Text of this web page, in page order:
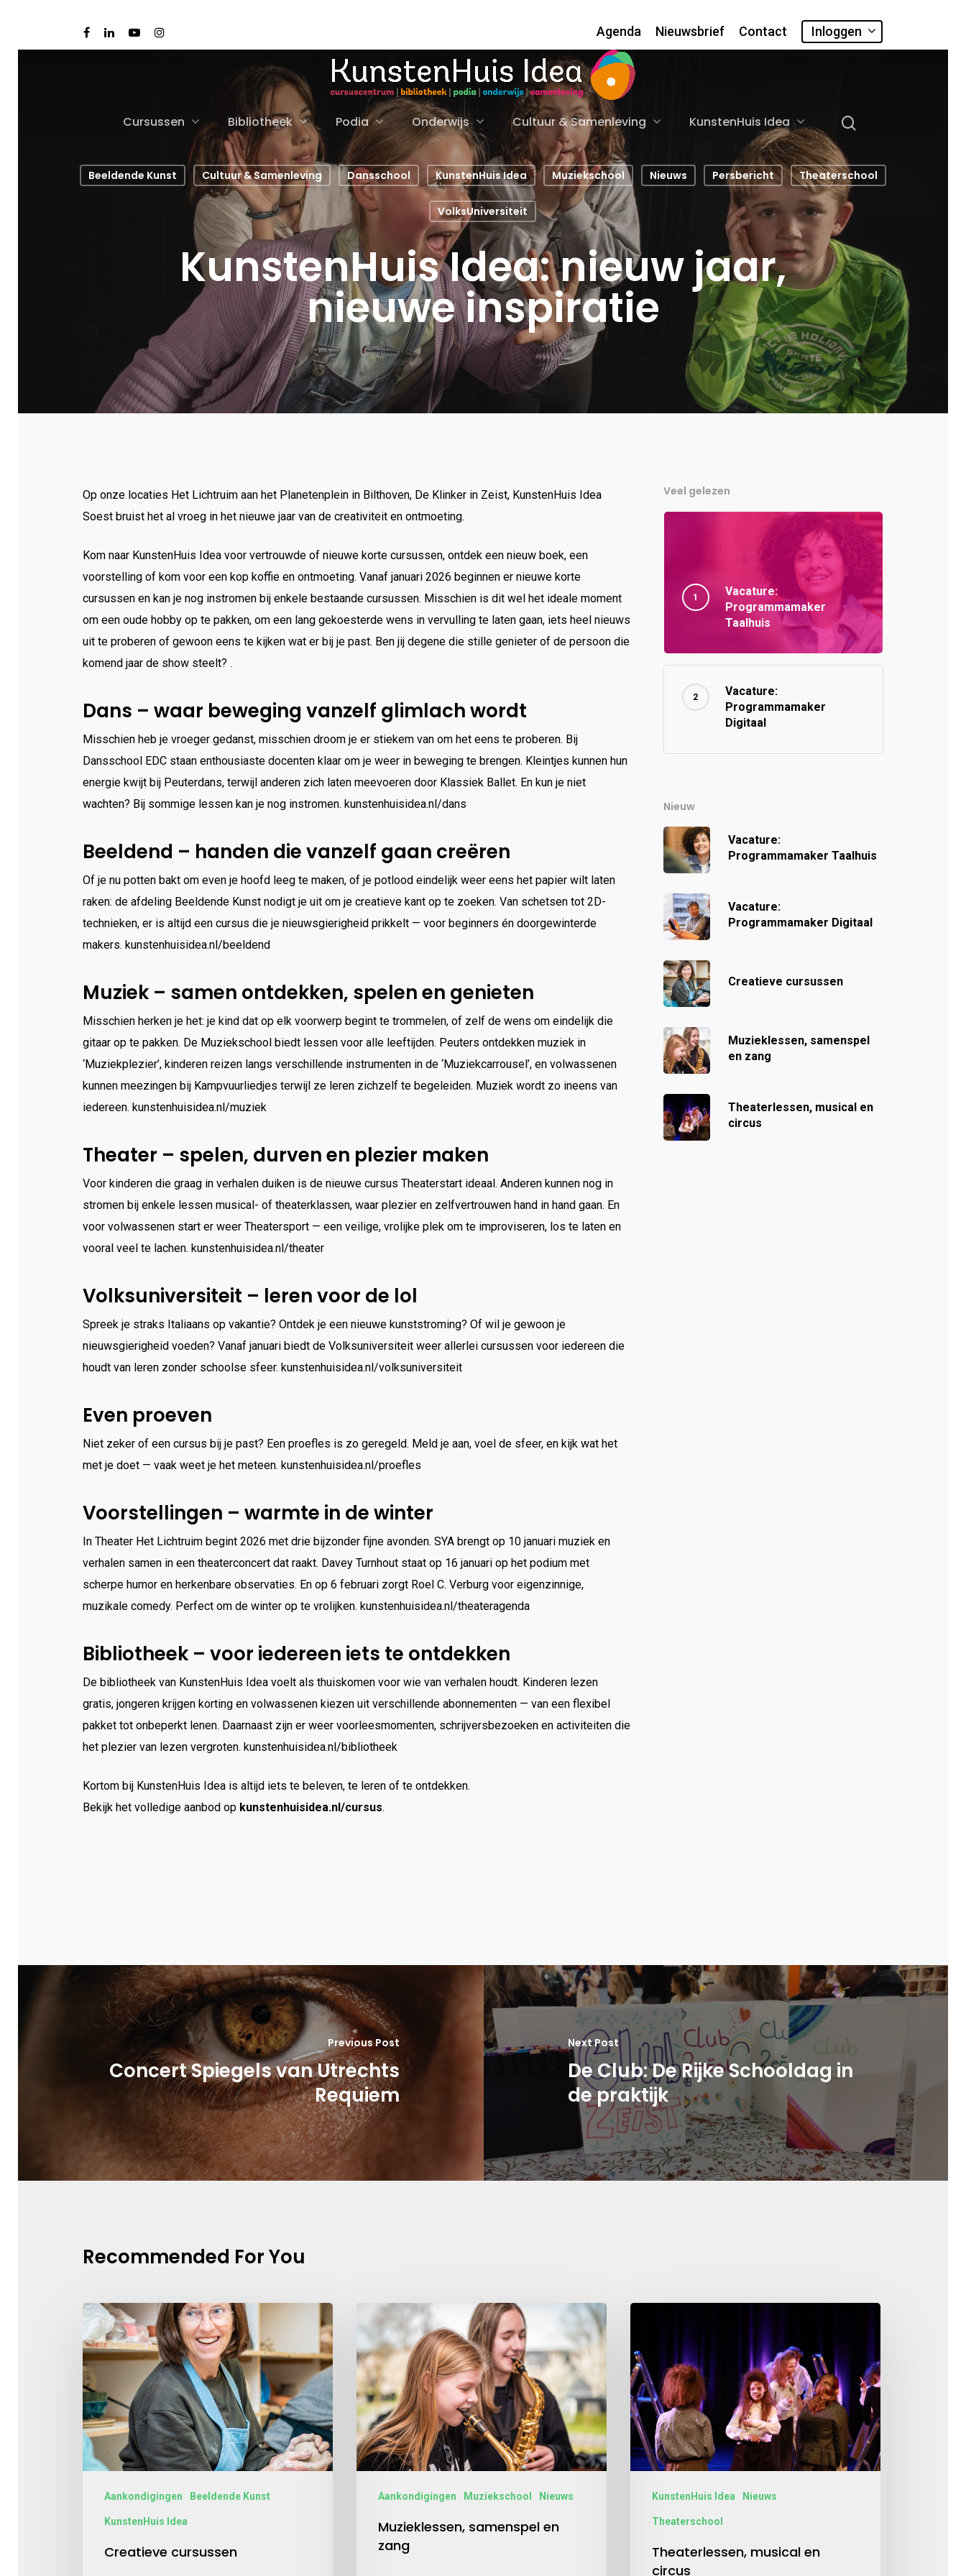
Agenda Nieuwsbrief Contact Inloggen
Cursussen Bibliotheek Podia Onderwijs Cultuur & Samenleving KunstenHuis Idea
Beeldende Kunst Cultuur & Samenleving Dansschool KunstenHuis Idea Muziekschool Nieuws Persbericht Theaterschool
VolksUniversiteit
KunstenHuis Idea: nieuw jaar,
nieuwe inspiratie
Op onze locaties Het Lichtruim aan het Planetenplein in Bilthoven, De Klinker in Zeist, KunstenHuis Idea
Soest bruist het al vroeg in het nieuwe jaar van de creativiteit en ontmoeting.
Kom naar KunstenHuis Idea voor vertrouwde of nieuwe korte cursussen, ontdek een nieuw boek, een
voorstelling of kom voor een kop koffie en ontmoeting. Vanaf januari 2026 beginnen er nieuwe korte
cursussen en kan je nog instromen bij enkele bestaande cursussen. Misschien is dit wel het ideale moment
om een oude hobby op te pakken, om een lang gekoesterde wens in vervulling te laten gaan, iets heel nieuws
uit te proberen of gewoon eens te kijken wat er bij je past. Ben jij degene die stille genieter of de persoon die
komend jaar de show steelt? .
Dans – waar beweging vanzelf glimlach wordt
Misschien heb je vroeger gedanst, misschien droom je er stiekem van om het eens te proberen. Bij
Dansschool EDC staan enthousiaste docenten klaar om je weer in beweging te brengen. Kleintjes kunnen hun
energie kwijt bij Peuterdans, terwijl anderen zich laten meevoeren door Klassiek Ballet. En kun je niet
wachten? Bij sommige lessen kan je nog instromen. kunstenhuisidea.nl/dans
Beeldend – handen die vanzelf gaan creëren
Of je nu potten bakt om even je hoofd leeg te maken, of je potlood eindelijk weer eens het papier wilt laten
raken: de afdeling Beeldende Kunst nodigt je uit om je creatieve kant op te zoeken. Van schetsen tot 2D-
technieken, er is altijd een cursus die je nieuwsgierigheid prikkelt — voor beginners én doorgewinterde
makers. kunstenhuisidea.nl/beeldend
Muziek – samen ontdekken, spelen en genieten
Misschien herken je het: je kind dat op elk voorwerp begint te trommelen, of zelf de wens om eindelijk die
gitaar op te pakken. De Muziekschool biedt lessen voor alle leeftijden. Peuters ontdekken muziek in
‘Muziekplezier’, kinderen reizen langs verschillende instrumenten in de ‘Muziekcarrousel’, en volwassenen
kunnen meezingen bij Kampvuurliedjes terwijl ze leren zichzelf te begeleiden. Muziek wordt zo ineens van
iedereen. kunstenhuisidea.nl/muziek
Theater – spelen, durven en plezier maken
Voor kinderen die graag in verhalen duiken is de nieuwe cursus Theaterstart ideaal. Anderen kunnen nog in
stromen bij enkele lessen musical- of theaterklassen, waar plezier en zelfvertrouwen hand in hand gaan. En
voor volwassenen start er weer Theatersport — een veilige, vrolijke plek om te improviseren, los te laten en
vooral veel te lachen. kunstenhuisidea.nl/theater
Volksuniversiteit – leren voor de lol
Spreek je straks Italiaans op vakantie? Ontdek je een nieuwe kunststroming? Of wil je gewoon je
nieuwsgierigheid voeden? Vanaf januari biedt de Volksuniversiteit weer allerlei cursussen voor iedereen die
houdt van leren zonder schoolse sfeer. kunstenhuisidea.nl/volksuniversiteit
Even proeven
Niet zeker of een cursus bij je past? Een proefles is zo geregeld. Meld je aan, voel de sfeer, en kijk wat het
met je doet — vaak weet je het meteen. kunstenhuisidea.nl/proefles
Voorstellingen – warmte in de winter
In Theater Het Lichtruim begint 2026 met drie bijzonder fijne avonden. SYA brengt op 10 januari muziek en
verhalen samen in een theaterconcert dat raakt. Davey Turnhout staat op 16 januari op het podium met
scherpe humor en herkenbare observaties. En op 6 februari zorgt Roel C. Verburg voor eigenzinnige,
muzikale comedy. Perfect om de winter op te vrolijken. kunstenhuisidea.nl/theateragenda
Bibliotheek – voor iedereen iets te ontdekken
De bibliotheek van KunstenHuis Idea voelt als thuiskomen voor wie van verhalen houdt. Kinderen lezen
gratis, jongeren krijgen korting en volwassenen kiezen uit verschillende abonnementen — van een flexibel
pakket tot onbeperkt lenen. Daarnaast zijn er weer voorleesmomenten, schrijversbezoeken en activiteiten die
het plezier van lezen vergroten. kunstenhuisidea.nl/bibliotheek
Kortom bij KunstenHuis Idea is altijd iets te beleven, te leren of te ontdekken.
Bekijk het volledige aanbod op kunstenhuisidea.nl/cursus.
Veel gelezen
Vacature:
Programmamaker
Taalhuis
Vacature:
Programmamaker
Digitaal
Nieuw
Vacature:
Programmamaker Taalhuis
Vacature:
Programmamaker Digitaal
Creatieve cursussen
Muzieklessen, samenspel
en zang
Theaterlessen, musical en
circus
Previous Post
Concert Spiegels van Utrechts
Requiem
Next Post
De Club: De Rijke Schooldag in
de praktijk
Recommended For You
Aankondigingen Beeldende Kunst
KunstenHuis Idea
Creatieve cursussen
Aankondigingen Muziekschool Nieuws
Muzieklessen, samenspel en
zang
KunstenHuis Idea Nieuws
Theaterschool
Theaterlessen, musical en
circus